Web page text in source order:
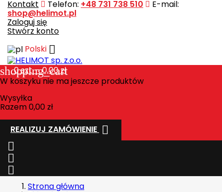
Kontakt Telefon: +48 731 738 510 E-mail:
shop@helimot.pl
Zaloguj się
Stwórz konto
Polski 
shopping_cart
0szt. - 0,00 zł
W koszyku nie ma jeszcze produktów
Wysyłka
Razem0,00 zł
REALIZUJ ZAMÓWIENIE 



Strona główna